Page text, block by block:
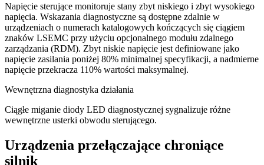
Napięcie sterujące monitoruje stany zbyt niskiego i zbyt wysokiego
napięcia. Wskazania diagnostyczne są dostępne zdalnie w
urządzeniach o numerach katalogowych kończących się ciągiem
znaków LSEMC przy użyciu opcjonalnego modułu zdalnego
zarządzania (RDM). Zbyt niskie napięcie jest definiowane jako
napięcie zasilania poniżej 80% minimalnej specyfikacji, a nadmierne
napięcie przekracza 110% wartości maksymalnej.
Wewnętrzna diagnostyka działania
Ciągłe miganie diody LED diagnostycznej sygnalizuje różne
wewnętrzne usterki obwodu sterującego.
Urządzenia przełączające chroniące
silnik